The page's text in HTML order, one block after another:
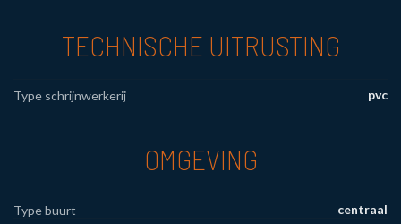
TECHNISCHE UITRUSTING
Type schrijnwerkerij pvc
OMGEVING
Type buurt centraal